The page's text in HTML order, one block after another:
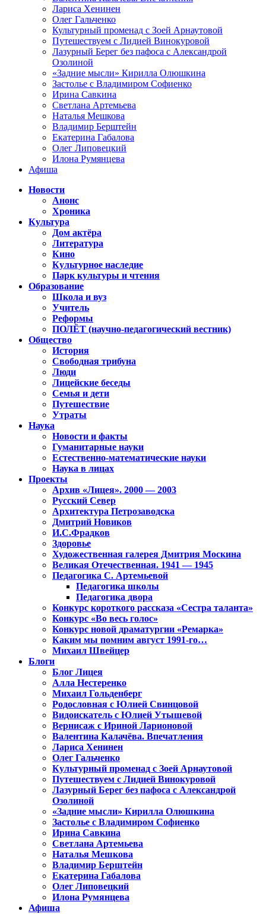
Лариса Хенинен
Олег Гальченко
Культурный променад с Зоей Арнаутовой
Путешествуем с Лидией Винокуровой
Лазурный Берег без пафоса с Александрой
Озолиной
«Задние мысли» Кирилла Олюшкина
Застолье с Владимиром Софиенко
Ирина Савкина
Светлана Артемьева
Наталья Мешкова
Владимир Берштейн
Екатерина Габалова
Олег Липовецкий
Илона Румянцева
Афиша
Новости
Анонс
Хроника
Культура
Дом актёра
Литература
Кино
Культурное наследие
Парк культуры и чтения
Образование
Школа и вуз
Учитель
Реформы
ПОЛЁТ (научно-педагогический вестник)
Общество
История
Свободная трибуна
Люди
Лицейские беседы
Семья и дети
Путешествие
Утраты
Наука
Новости и факты
Гуманитарные науки
Естественно-математические науки
Наука в лицах
Проекты
Архив «Лицея». 2000 — 2003
Русский Север
Архитектура Петрозаводска
Дмитрий Новиков
И.С.Фрадков
Здоровье
Художественная галерея Дмитрия Москина
Великая Отечественная. 1941 — 1945
Педагогика С. Артемьевой
Педагогика школы
Педагогика двора
Конкурс короткого рассказа «Сестра таланта»
Конкурс «Во весь голос»
Конкурс новой драматургии «Ремарка»
Каким мы помним август 1991-го…
Михаил Швейцер
Блоги
Блог Лицея
Алла Нестеренко
Михаил Гольденберг
Родословная с Юлией Свинцовой
Видоискатель с Юлией Утышевой
Вернисаж с Ириной Ларионовой
Валентина Калачёва. Впечатления
Лариса Хенинен
Олег Гальченко
Культурный променад с Зоей Арнаутовой
Путешествуем с Лидией Винокуровой
Лазурный Берег без пафоса с Александрой
Озолиной
«Задние мысли» Кирилла Олюшкина
Застолье с Владимиром Софиенко
Ирина Савкина
Светлана Артемьева
Наталья Мешкова
Владимир Берштейн
Екатерина Габалова
Олег Липовецкий
Илона Румянцева
Афиша